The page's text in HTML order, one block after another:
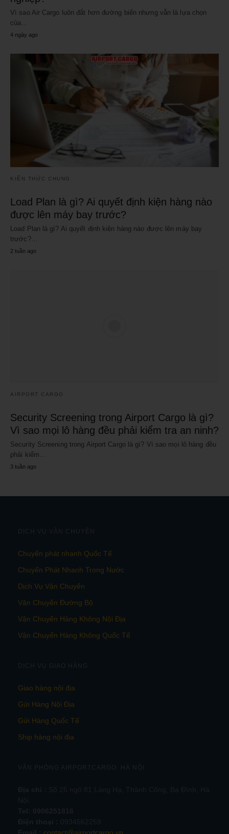
Vì sao Air Cargo luôn đắt hơn đường biển nhưng vẫn là lựa chọn
của…
4 ngày ago
KIẾN THỨC CHUNG
Load Plan là gì? Ai quyết định kiện hàng nào
được lên máy bay trước?
Load Plan là gì? Ai quyết định kiện hàng nào được lên máy bay
trước?…
2 tuần ago
AIRPORT CARGO
Security Screening trong Airport Cargo là gì?
Vì sao mọi lô hàng đều phải kiểm tra an ninh?
Security Screening trong Airport Cargo là gì? Vì sao mọi lô hàng đều
phải kiểm…
3 tuần ago
DỊCH VỤ VẬN CHUYỂN
Chuyển phát nhanh Quốc Tế
Chuyển Phát Nhanh Trong Nước
Dịch Vụ Vận Chuyển
Vận Chuyển Đường Bộ
Vận Chuyển Hàng Không Nội Địa
Vận Chuyển Hàng Không Quốc Tế
DỊCH VỤ GIAO HÀNG
Giao hàng nội địa
Gửi Hàng Nội Địa
Gửi Hàng Quốc Tế
Ship hàng nội địa
VĂN PHÒNG AIRPORTCARGO HÀ NỘI